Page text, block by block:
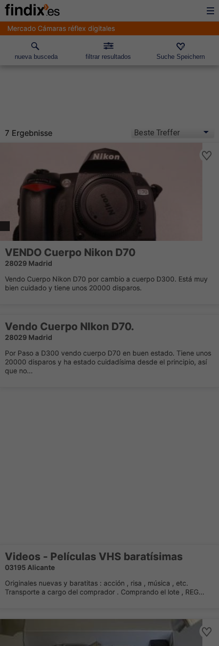
Mercado Cámaras réflex digitales
nueva busceda filtrar resultados Suche Speichern
7 Ergebnisse
VENDO Cuerpo Nikon D70
28029 Madrid
Vendo Cuerpo Nikon D70 por cambio a cuerpo D300. Está muy
bien cuidado y tiene unos 20000 disparos.
Vendo Cuerpo NIkon D70.
28029 Madrid
Por Paso a D300 vendo cuerpo D70 en buen estado. Tiene unos
20000 disparos y ha estado cuidadísima desde el principio, así
que no...
Videos - Películas VHS baratísimas
03195 Alicante
Originales nuevas y baratitas : acción , risa , música , etc.
Transporte a cargo del comprador . Comprando el lote , REG...